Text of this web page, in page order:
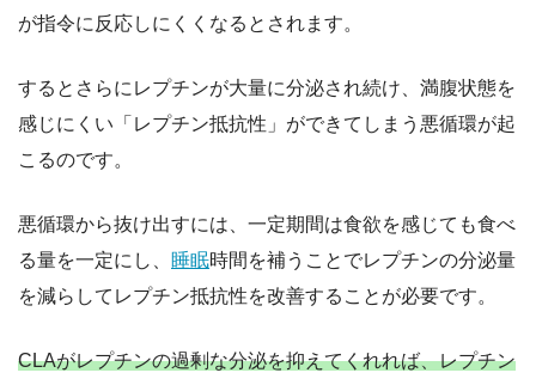
が指令に反応しにくくなるとされます。
するとさらにレプチンが大量に分泌され続け、満腹状態を
感じにくい「レプチン抵抗性」ができてしまう悪循環が起
こるのです。
悪循環から抜け出すには、一定期間は食欲を感じても食べ
る量を一定にし、 睡眠時間を補うことでレプチンの分泌量
を減らしてレプチン抵抗性を改善することが必要です。
CLAがレプチンの過剰な分泌を抑えてくれれば、レプチン